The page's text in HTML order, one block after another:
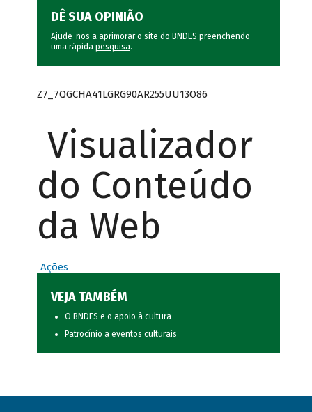
DÊ SUA OPINIÃO
Ajude-nos a aprimorar o site do BNDES preenchendo
uma rápida pesquisa.
Z7_7QGCHA41LGRG90AR255UU13O86
Visualizador
do Conteúdo
da Web
Ações
VEJA TAMBÉM
O BNDES e o apoio à cultura
Patrocínio a eventos culturais